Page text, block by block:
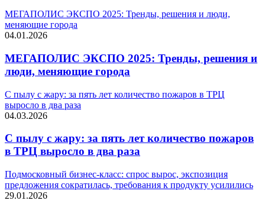
МЕГАПОЛИС ЭКСПО 2025: Тренды, решения и люди,
меняющие города
04.01.2026
МЕГАПОЛИС ЭКСПО 2025: Тренды, решения и
люди, меняющие города
С пылу с жару: за пять лет количество пожаров в ТРЦ
выросло в два раза
04.03.2026
С пылу с жару: за пять лет количество пожаров
в ТРЦ выросло в два раза
Подмосковный бизнес-класс: спрос вырос, экспозиция
предложения сократилась, требования к продукту усилились
29.01.2026